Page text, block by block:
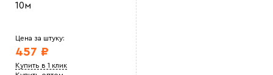
10м
Цена за штуку:
457 ₽
Купить в 1 клик